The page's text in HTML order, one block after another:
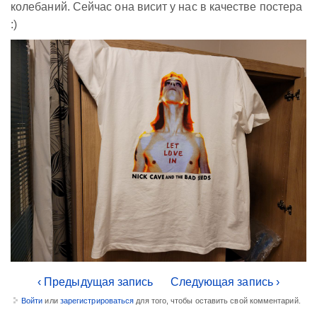
колебаний. Сейчас она висит у нас в качестве постера
:)
‹ Предыдущая запись Следующая запись ›
Войти или зарегистрироваться для того, чтобы оставить свой комментарий.